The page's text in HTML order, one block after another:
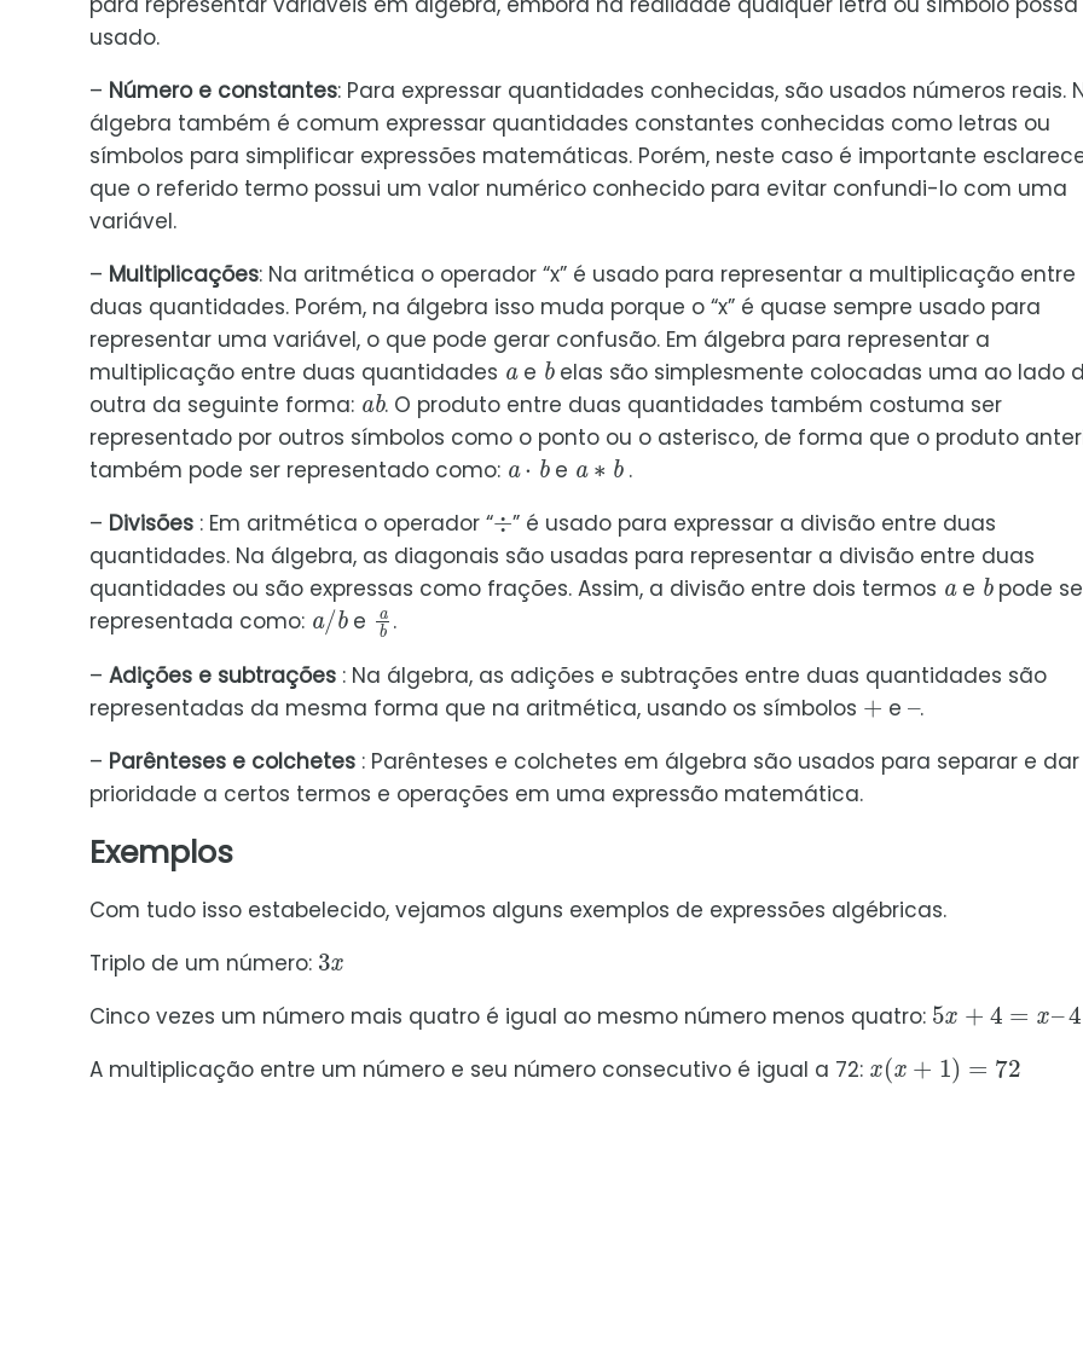
usado.
– Número e constantes: Para expressar quantidades conhecidas, são usados números reais.
álgebra também é comum expressar quantidades constantes conhecidas como letras ou
símbolos para simplificar expressões matemáticas. Porém, neste caso é importante
que o referido termo possui um valor numérico conhecido para evitar confundi-lo com uma
variável.
– Multiplicações: Na aritmética o operador “x” é usado para representar a multiplicação entre
duas quantidades. Porém, na álgebra isso muda porque o “x” é quase sempre usado para
representar uma variável, o que pode gerar confusão. Em álgebra para representar a
multiplicação entre duas quantidades
a
e
b
elas são simplesmente colocadas uma ao lado
outra da seguinte forma:
ab
. O produto entre duas quantidades também costuma ser
representado por outros símbolos como o ponto ou o asterisco, de forma que o produto
também pode ser representado como:
a⋅ b
e
a∗b
.
– Divisões: Em aritmética o operador “
” é usado para expressar a divisão entre duas
quantidades. Na álgebra, as diagonais são usadas para representar a divisão entre duas
quantidades ou são expressas como frações. Assim, a divisão entre dois termos
a
e
b
pode
representada como:
a/b
e
ab
.
– Adições e subtrações: Na álgebra, as adições e subtrações entre duas quantidades são
representadas da mesma forma que na aritmética, usando os símbolos
+
e
–
.
– Parênteses e colchetes: Parênteses e colchetes em álgebra são usados para separar e dar
prioridade a certos termos e operações em uma expressão matemática.
Exemplos
Com tudo isso estabelecido, vejamos alguns exemplos de expressões algébricas.
Triplo de um número:
3
Cinco vezes um número mais quatro é igual ao mesmo número menos quatro:
5 =
A multiplicação entre um número e seu número consecutivo é igual a 72:
(x =